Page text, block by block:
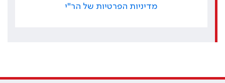
מדיניות הפרטיות של הר"י